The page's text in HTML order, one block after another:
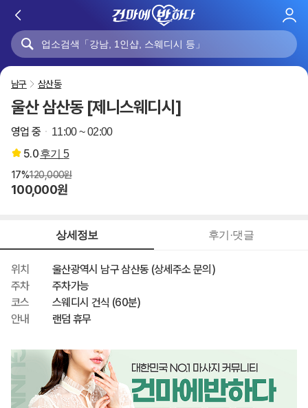
로
남구 삼산동
울산 삼산동 [제니스웨디시]
영업 중 11:00 ~ 02:00
5.0후기5
17%120,000원
100,000원
상세정보 후기·댓글
위치
울산광역시 남구 삼산동 (상세주소 문의)
주차
주차가능
코스
스웨디시 건식 (60분)
안내
랜덤 휴무